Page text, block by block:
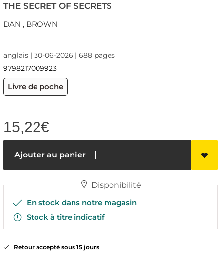
THE SECRET OF SECRETS
DAN , BROWN
anglais | 30-06-2026 | 688 pages
9798217009923
Livre de poche
15,22€
Ajouter au panier
Disponibilité
En stock dans notre magasin
Stock à titre indicatif
Retour accepté sous 15 jours